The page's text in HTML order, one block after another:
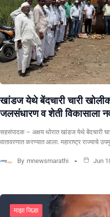
खांडज येथे बेंदचारी चारी
जलसंधारण व शेती विकासाला
सहसंपादक – अक्षय थोरात खांडज येथे बेंदचारी
वातावरणात करण्यात आला. महाराष्ट्र राज्याचे
By mnewsmarathi Jun
माझा जिल्हा